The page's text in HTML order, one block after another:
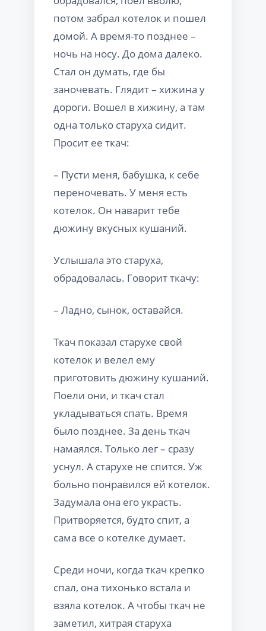
потом забрал котелок и пошел
домой. А время-то позднее –
ночь на носу. До дома далеко.
Стал он думать, где бы
заночевать. Глядит – хижина у
дороги. Вошел в хижину, а там
одна только старуха сидит.
Просит ее ткач:
– Пусти меня, бабушка, к себе
переночевать. У меня есть
котелок. Он наварит тебе
дюжину вкусных кушаний.
Услышала это старуха,
обрадовалась. Говорит ткачу:
– Ладно, сынок, оставайся.
Ткач показал старухе свой
котелок и велел ему
приготовить дюжину кушаний.
Поели они, и ткач стал
укладываться спать. Время
было позднее. За день ткач
намаялся. Только лег – сразу
уснул. А старухе не спится. Уж
больно понравился ей котелок.
Задумала она его украсть.
Притворяется, будто спит, а
сама все о котелке думает.
Среди ночи, когда ткач крепко
спал, она тихонько встала и
взяла котелок. А чтобы ткач не
заметил, хитрая старуха